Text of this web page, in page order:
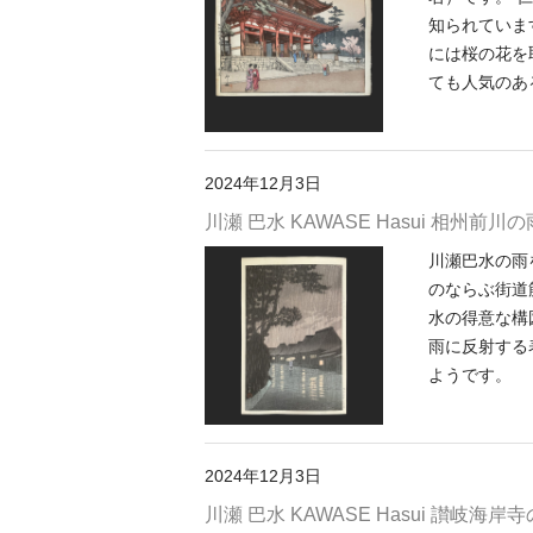
知られてい
には桜の花
ても人気の
2024年12月3日
川瀬 巴水 KAWASE Hasui 相州前川の
川瀬巴水の
のならぶ街
水の得意な
雨に反射す
ようです。
2024年12月3日
川瀬 巴水 KAWASE Hasui 讃岐海岸寺